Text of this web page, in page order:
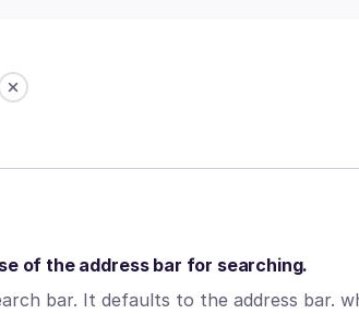
of the address bar for searching.
bar. It defaults to the address bar.